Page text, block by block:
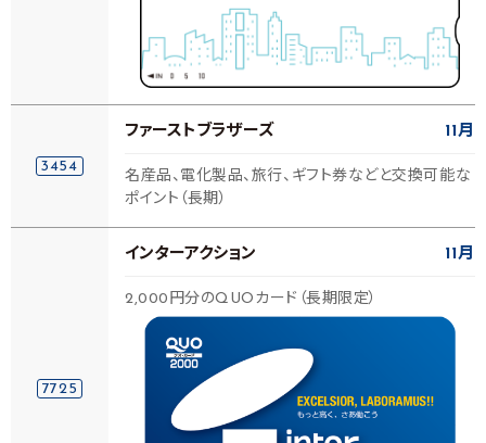
3454
ファーストブラザーズ 11月
名産品、電化製品、旅行、ギフト券などと交換可能な
ポイント（長期）
7725
インターアクション 11月
2,000円分のQUOカード（長期限定）